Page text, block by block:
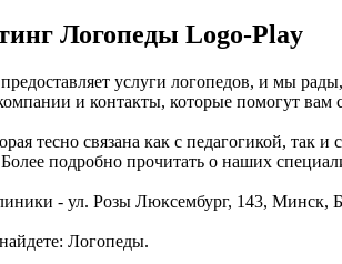
Логопеды Logo-Play
услуги логопедов, и мы
и контакты, которые помогут вам
тесно связана как с педагогикой,
подробно прочитать о наших
- ул. Розы Люксембург, 143, Минск,
Логопеды.